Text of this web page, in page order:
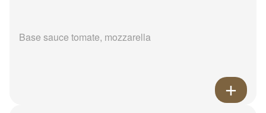
Base sauce tomate, mozzarella